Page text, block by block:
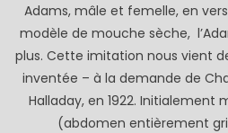
Adams, mâle et femelle, en
modèle de mouche sèche,
plus. Cette imitation nous vient
inventée – à la demande de
Halladay, en 1922. Initialement
(abdomen entièrement